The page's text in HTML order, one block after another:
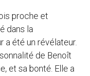
proche et
dans la
a été un révélateur.
de Benoît
et sa bonté. Elle a